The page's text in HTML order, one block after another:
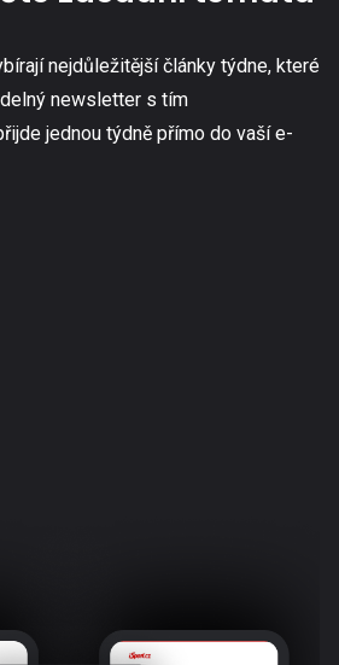
nejdůležitější články týdne, které
newsletter s tím
jednou týdně přímo do vaší e-